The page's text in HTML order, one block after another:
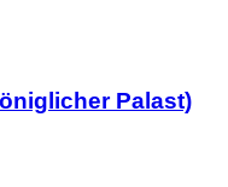
Palast)